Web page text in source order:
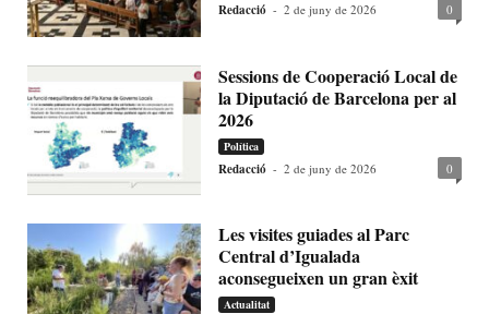
Redacció - 2 de juny de 2026 0
Sessions de Cooperació Local de
la Diputació de Barcelona per al
2026
Política
Redacció - 2 de juny de 2026 0
Les visites guiades al Parc
Central d’Igualada
aconsegueixen un gran èxit
Actualitat